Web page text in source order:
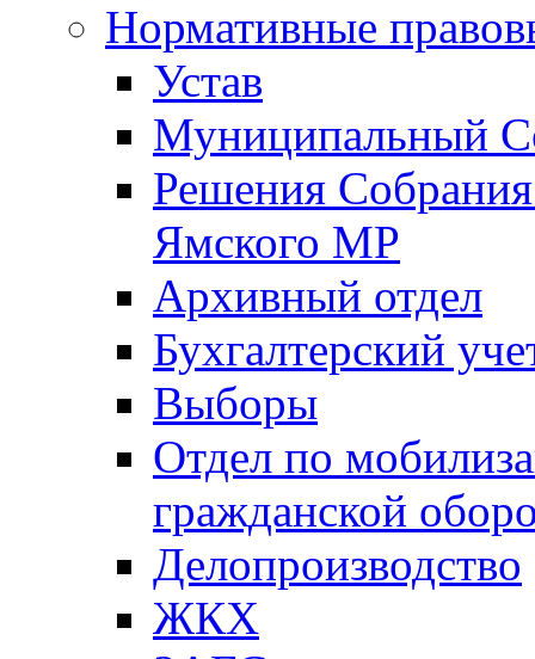
Нормативные
Устав
Муниципальный
Решения
Ямского МР
Архивный отдел
Бухгалтерский
Выборы
Отдел по
гражданской
Делопроизводство
ЖКХ